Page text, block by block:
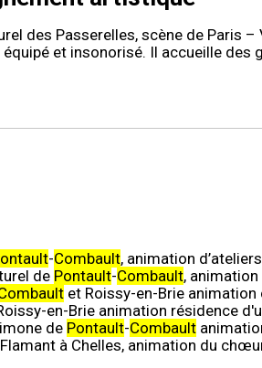
des Passerelles, scène de Paris –
et insonorisé. Il accueille des
-Combault, animation
de Pontault-Combault,
et Roissy-en-Brie
en-Brie animation résidence
de Pontault-Combault
à Chelles, animation du